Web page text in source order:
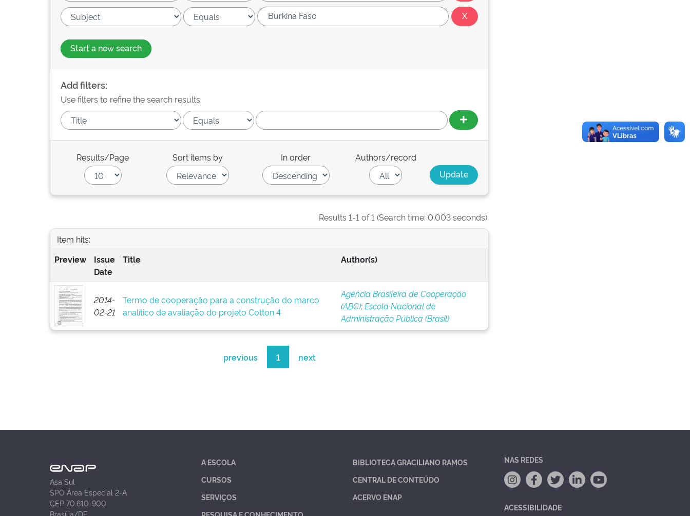
Start a new search
Add filters:
Use filters to refine the search results.
Results/Page Sort items by In order Authors/record
Results 1-1 of 1 (Search time: 0.003 seconds).
Item hits:
Preview
Issue
Date
Title Author(s)
2014-
02-21
Termo de cooperação para a construção do marco
analítico de avaliação do projeto Cotton 4
Agência Brasileira de Cooperação
(ABC);Escola Nacional de
Administração Pública (Brasil)
previous 1 next
Asa Sul
SPO Área Especial 2-A
CEP 70.610-900
Brasília/DF
A ESCOLA
CURSOS
SERVIÇOS
BIBLIOTECA GRACILIANO RAMOS
CENTRAL DE CONTEÚDO
ACERVO ENAP
NAS REDES
ACESSIBILIDADE